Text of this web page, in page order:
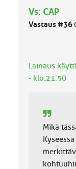
l
u
a
:
Vs: CAP
Vastaus #36
Lainaus
- klo:21:50
Mikä